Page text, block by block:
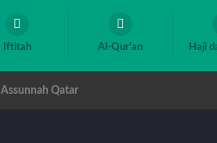
Iftitah Al-Qur'an Haji
Assunnah Qatar